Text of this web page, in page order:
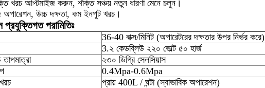
খরচ অপ্টিমাইজ করুন, শক্তি সঞ্চয় নতুন ধারণা মেনে চলুন।
উচ্চ দক্ষতা, কম ইনপুট খরচ।
প্রযুক্তিগত পরামিতিঃ
36-40 বাক্স/মিনিট (অপারেটরের দক্ষতার উপর নির্ভর করে)
3.২ কেডব্লিউ ২২০ ভোল্ট ৫০ হার্জ
তাপমাত্রা
২৩০ ডিগ্রি সেলসিয়াস
0.4Mpa-0.6Mpa
প্রায় 400L / ঘন্টা (স্বাভাবিক অপারেশন)